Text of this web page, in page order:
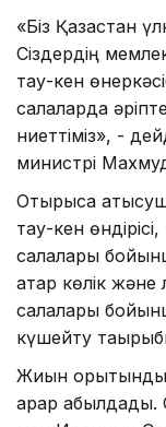
«Біз Қазақстан
Сіздердің
тау-кен
салаларда
ниеттіміз», -
министрі
Отырысқа
тау-кен
салалары
қатар көлік
салалары
күшейту
Жиын
қарар